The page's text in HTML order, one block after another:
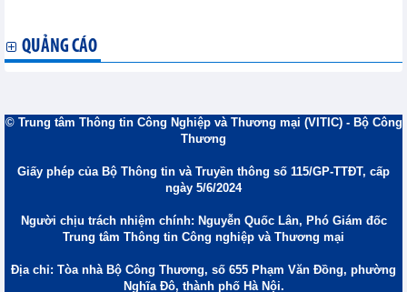
QUẢNG CÁO
© Trung tâm Thông tin Công Nghiệp và Thương mại (VITIC) - Bộ Công
Thương
Giấy phép của Bộ Thông tin và Truyền thông số 115/GP-TTĐT, cấp
ngày 5/6/2024
Người chịu trách nhiệm chính: Nguyễn Quốc Lân, Phó Giám đốc
Trung tâm Thông tin Công nghiệp và Thương mại
Địa chỉ: Tòa nhà Bộ Công Thương, số 655 Phạm Văn Đồng, phường
Nghĩa Đô, thành phố Hà Nội.